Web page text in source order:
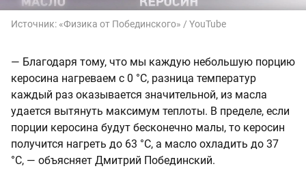
Источник: «Физика от Побединского» / YouTube
— Благодаря тому, что мы каждую небольшую порцию
керосина нагреваем с 0 °С, разница температур
каждый раз оказывается значительной, из масла
удается вытянуть максимум теплоты. В пределе, если
порции керосина будут бесконечно малы, то керосин
получится нагреть до 63 °С, а масло охладить до 37
°С, — объясняет Дмитрий Побединский.